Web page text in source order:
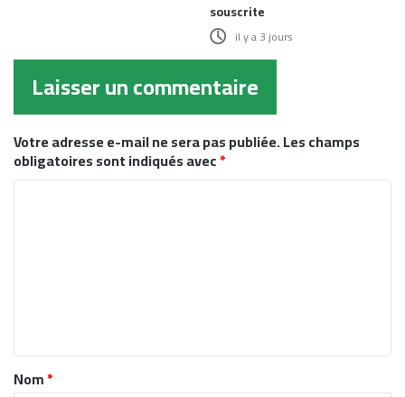
souscrite
il y a 3 jours
Laisser un commentaire
Votre adresse e-mail ne sera pas publiée.Les champs
obligatoires sont indiqués avec*
t
a
Nom*